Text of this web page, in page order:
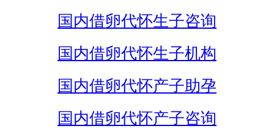
国内借卵代怀生子咨询
国内借卵代怀生子机构
国内借卵代怀产子助孕
国内借卵代怀产子咨询